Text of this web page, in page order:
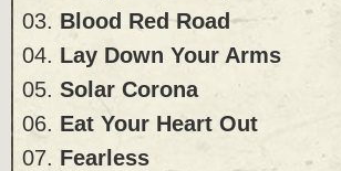
03. Blood Red Road
04. Lay Down Your Arms
05. Solar Corona
06. Eat Your Heart Out
07. Fearless